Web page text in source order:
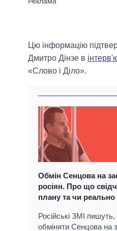
Цю інформацію
Дмитро Дінзе в
«Слово і Діло».
Обмін Сенцова на
росіян. Про що
плану та чи реально
Російські ЗМІ
обміняти Сенцова